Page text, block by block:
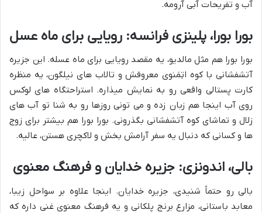
آب و تفریحات آبی آرومه.
بورا بورا، پلینزی فرانسه: رویایی برای ماه عسل
بورا بورا هم مثل مالدیو، یه مقصد رویایی برای ماه عسله. این جزیره
آتشفشانی با کوه اتِمَنوی معروفش و تالاب های نیلگون، یه منظره
کارت پستالی واقعی رو به نمایش میذاره. استراحتگاه های لوکس
روی آب اینجا هم زبان زده و می تونی روزها رو به شنا تو آب های
زلال و تماشای کوه آتشفشانی بگذرونی. بورا بورا هم بیشتر برای زوج
ها و کسانی که دنبال یه سفر آرامش بخش و لاکچری هستن، عالیه.
بالی، اندونزی: جزیره خدایان و فرهنگ معنوی
بالی رو حتماً شنیدی، جزیره خدایان. اینجا علاوه بر سواحل زیبا،
معابد باستانی، مزارع برنج پلکانی و یه فرهنگ معنوی غنی داره که